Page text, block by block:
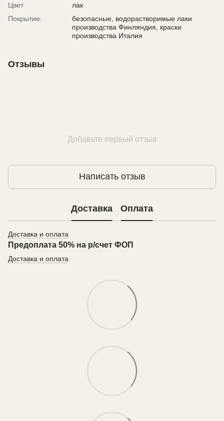
Цвет
лак
Покрытие:
безопасные, водорастворимые лаки
производства Финляндия, краски
производства Италия
Отзывы
Добавьте первый отзыв
Написать отзыв
Доставка Оплата
Доставка и оплата
Предоплата 50% на р/счет ФОП
Доставка и оплата